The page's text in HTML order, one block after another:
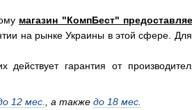
магазин "КомпБест"
на рынке Украины в этой сфере.
гарантия от
12 мес., а также до 18 мес.